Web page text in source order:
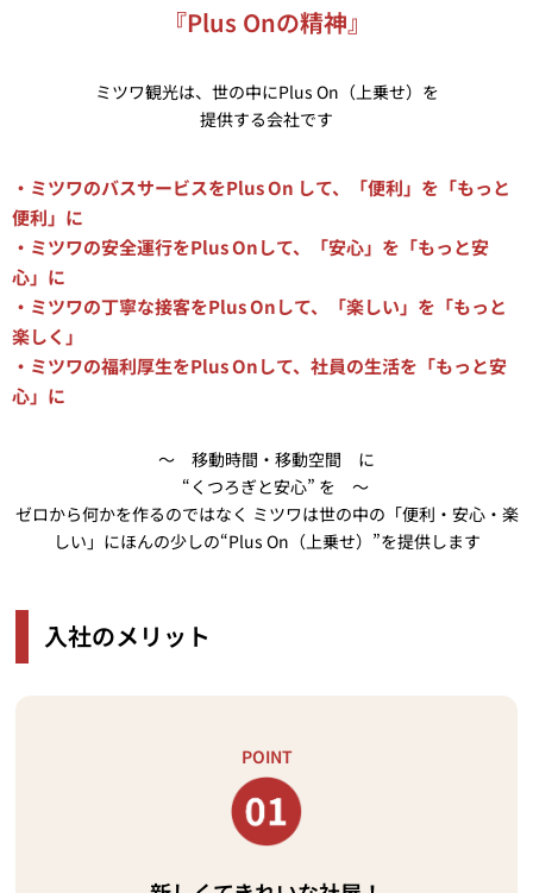
『Plus Onの精神』
ミツワ観光は、世の中にPlus On（上乗せ）を
提供する会社です
・ミツワのバスサービスをPlus On して、「便利」を「もっと
便利」に
・ミツワの安全運行をPlus Onして、「安心」を「もっと安
心」に
・ミツワの丁寧な接客をPlus Onして、「楽しい」を「もっと
楽しく」
・ミツワの福利厚生をPlus Onして、社員の生活を「もっと安
心」に
～ 移動時間・移動空間 に
“くつろぎと安心” を ～
ゼロから何かを作るのではなく ミツワは世の中の「便利・安心・楽
しい」にほんの少しの“Plus On（上乗せ）”を提供します
入社のメリット
POINT